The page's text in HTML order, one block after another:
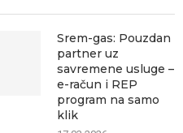
Srem-gas: Pouzdan
partner uz
savremene usluge –
e-račun i REP
program na samo
klik